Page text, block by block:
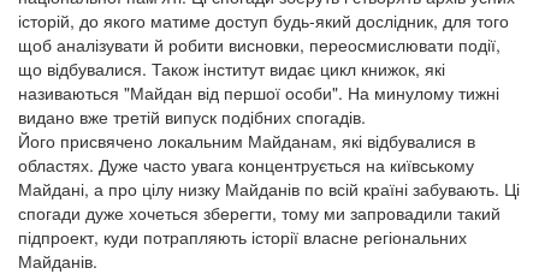
історій, до якого матиме доступ будь-який дослідник, для того
щоб аналізувати й робити висновки, переосмислювати події,
що відбувалися. Також інститут видає цикл книжок, які
називаються "Майдан від першої особи". На минулому тижні
видано вже третій випуск подібних спогадів.
Його присвячено локальним Майданам, які відбувалися в
областях. Дуже часто увага концентрується на київському
Майдані, а про цілу низку Майданів по всій країні забувають. Ці
спогади дуже хочеться зберегти, тому ми запровадили такий
підпроект, куди потрапляють історії власне регіональних
Майданів.